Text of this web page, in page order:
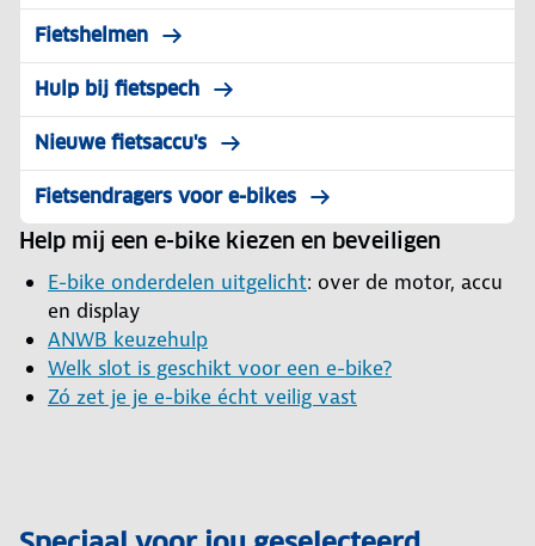
Fietshelmen
Hulp bij fietspech
Nieuwe fietsaccu's
Fietsendragers voor e-bikes
Help mij een e-bike kiezen en beveiligen
E-bike onderdelen uitgelicht: over de motor, accu
en display
ANWB keuzehulp
Welk slot is geschikt voor een e-bike?
Zó zet je je e-bike écht veilig vast